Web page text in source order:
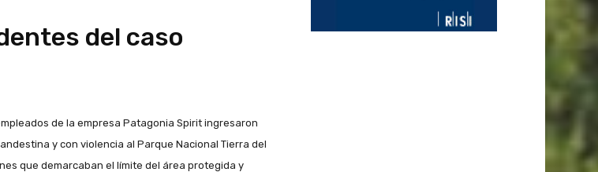
del caso
de la empresa Patagonia Spirit ingresaron
y con violencia al Parque Nacional Tierra del
que demarcaban el límite del área protegida y